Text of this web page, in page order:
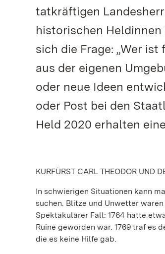
tatkräftigen
historischen
sich die Frage: „Wer
aus der eigenen
oder neue Ideen
oder Post bei den
Held 2020 erhalten
KURFÜRST CARL THEODOR UND
In schwierigen Situationen kann
suchen. Blitze und Unwetter
Spektakulärer Fall: 1764 hatte
Ruine geworden war. 1769 traf es
die es keine Hilfe gab.